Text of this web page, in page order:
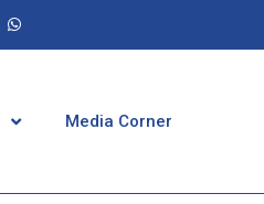
Media Corner